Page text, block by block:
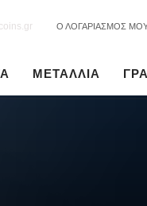
Ο ΛΟΓΑΡΙΑΣΜΟΣ
ΜΕΤΑΛΛΙΑ